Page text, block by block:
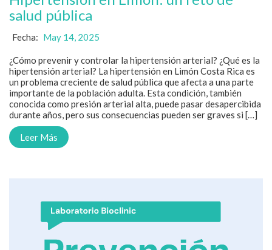
salud pública
Fecha: May 14, 2025
¿Cómo prevenir y controlar la hipertensión arterial? ¿Qué es la
hipertensión arterial? La hipertensión en Limón Costa Rica es
un problema creciente de salud pública que afecta a una parte
importante de la población adulta. Esta condición, también
conocida como presión arterial alta, puede pasar desapercibida
durante años, pero sus consecuencias pueden ser graves si […]
Leer Más